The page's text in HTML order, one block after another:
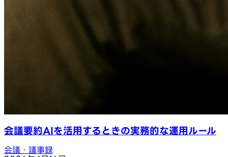
会議要約AIを活用するときの実務的な運用ルール
会議・議事録